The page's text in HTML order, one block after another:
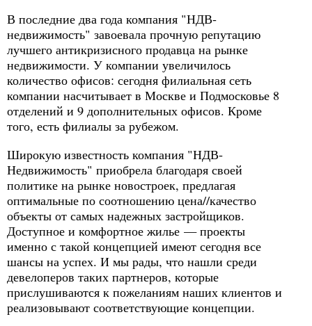
В последние два года компания "НДВ-
недвижимость" завоевала прочную репутацию
лучшего антикризисного продавца на рынке
недвижимости. У компании увеличилось
количество офисов: сегодня филиальная сеть
компании насчитывает в Москве и Подмосковье 8
отделений и 9 дополнительных офисов. Кроме
того, есть филиалы за рубежом.
Широкую известность компания "НДВ-
Недвижимость" приобрела благодаря своей
политике на рынке новостроек, предлагая
оптимальные по соотношению цена//качество
объекты от самых надежных застройщиков.
Доступное и комфортное жилье — проекты
именно с такой концепцией имеют сегодня все
шансы на успех. И мы рады, что нашли среди
девелоперов таких партнеров, которые
прислушиваются к пожеланиям наших клиентов и
реализовывают соответствующие концепции.